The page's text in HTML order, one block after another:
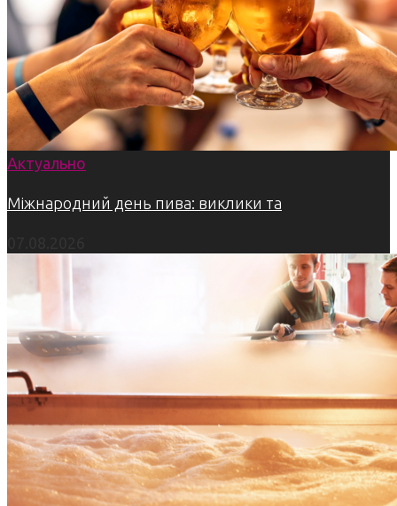
Актуально
Міжнародний день пива: виклики та